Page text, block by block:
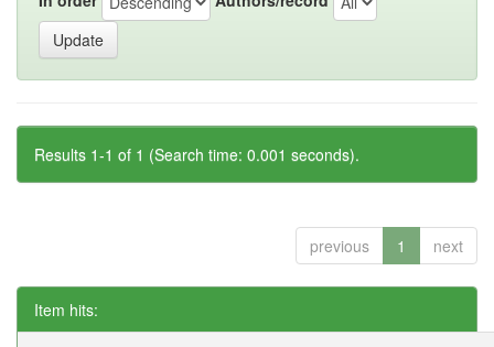
Results 1-1 of 1 (Search time: 0.001 seconds).
previous 1 next
Item hits: